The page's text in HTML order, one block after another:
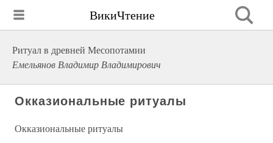
ВикиЧтение
Ритуал в древней Месопотамии
Емельянов Владимир Владимирович
Окказиональные ритуалы
Окказиональные ритуалы